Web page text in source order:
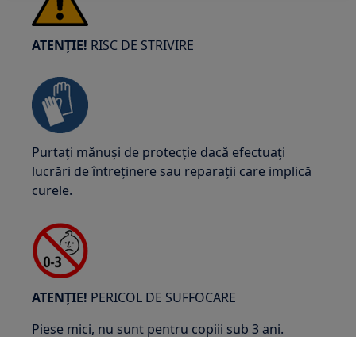
ATENȚIE! RISC DE STRIVIRE
Purtați mănuși de protecție dacă efectuați
lucrări de întreținere sau reparații care implică
curele.
ATENȚIE! PERICOL DE SUFFOCARE
Piese mici, nu sunt pentru copiii sub 3 ani.